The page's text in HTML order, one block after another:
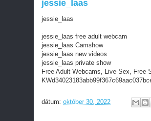
jessie_laas
jessie_laas
jessie_laas free adult webcam
jessie_laas Camshow
jessie_laas new videos
jessie_laas private show
Free Adult Webcams, Live Sex, Free
dátum: október 30, 2022